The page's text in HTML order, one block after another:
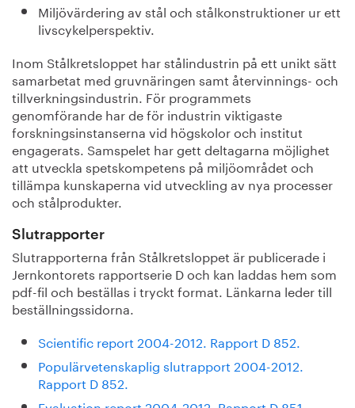
Miljövärdering av stål och stålkonstruktioner ur ett
livscykelperspektiv.
Inom Stålkretsloppet har stålindustrin på ett unikt sätt
samarbetat med gruvnäringen samt återvinnings- och
tillverkningsindustrin. För programmets
genomförande har de för industrin viktigaste
forskningsinstanserna vid högskolor och institut
engagerats. Samspelet har gett deltagarna möjlighet
att utveckla spetskompetens på miljöområdet och
tillämpa kunskaperna vid utveckling av nya processer
och stålprodukter.
Slutrapporter
Slutrapporterna från Stålkretsloppet är publicerade i
Jernkontorets rapportserie D och kan laddas hem som
pdf-fil och beställas i tryckt format. Länkarna leder till
beställningssidorna.
Scientific report 2004-2012. Rapport D 852.
Populärvetenskaplig slutrapport 2004-2012.
Rapport D 852.